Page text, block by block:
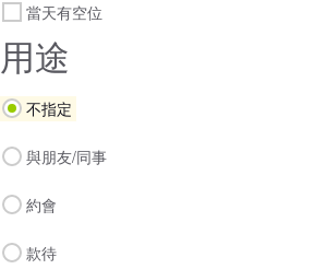
當天有空位
用途
不指定
與朋友/同事
約會
款待